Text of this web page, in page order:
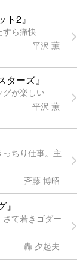
ト2』
すら痛快
平沢 薫
ターズ』
が楽しい
平沢 薫
っちり仕事。主
斉藤 博昭
さて若きゴダー
轟 夕起夫